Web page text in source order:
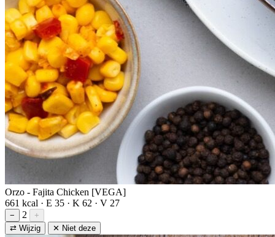
Orzo - Fajita Chicken [VEGA]
661 kcal · E 35 · K 62 · V 27
− 2
+
⇄ Wijzig
✕ Niet deze